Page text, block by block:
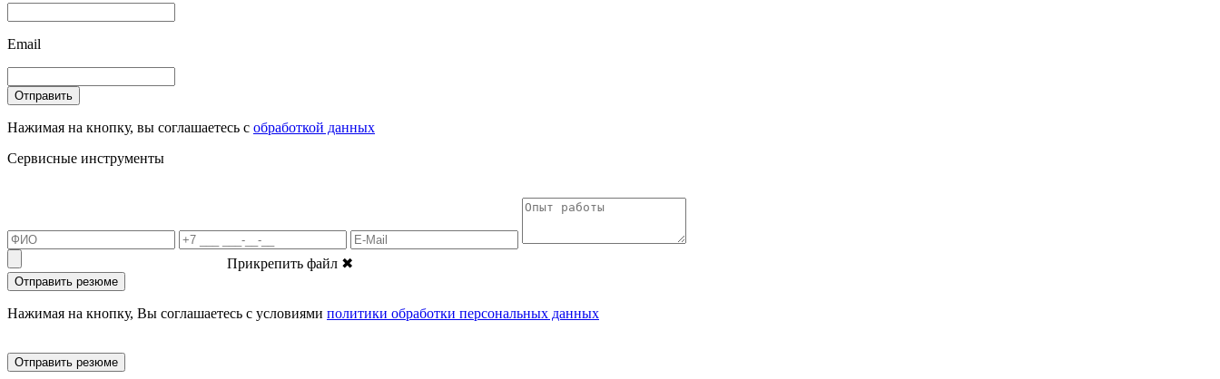
Email
Отправить
Нажимая на кнопку, вы соглашаетесь с обработкой данных
Сервисные инструменты
Прикрепить файл ✖
Отправить резюме
Нажимая на кнопку, Вы соглашаетесь с условиями политики обработки персональных данных
Отправить резюме